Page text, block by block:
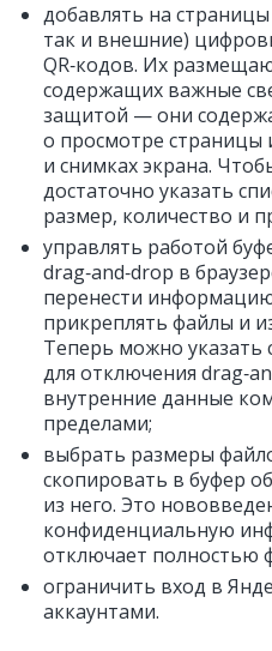
добавлять на
так и внешние)
QR‑кодов. Их
содержащих важные
защитой — они
о просмотре страницы
и снимках экрана.
достаточно указать
размер, количество и
управлять работой
drag‑and‑drop в
перенести
прикреплять файлы и
Теперь можно указать
для отключения
внутренние данные
пределами;
выбрать размеры
скопировать в буфер
из него. Это
конфиденциальную
отключает полностью
ограничить вход в
аккаунтами.